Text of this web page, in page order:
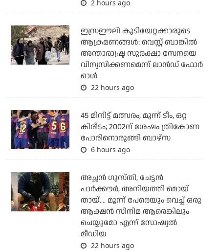
2 hours ago
ഇസ്രഈലി കുടിയേറ്റക്കാരുടെ
ആക്രമണങ്ങള്‍: വെസ്റ്റ് ബാങ്കില്‍
അന്താരാഷ്ട്ര സുരക്ഷാ സേനയെ
വിന്യസിക്കണമെന്ന് ലാന്‍ഡ് ഫോര്‍
ഓള്‍
22 hours ago
45 മിനിട്ട് മത്സരം, മൂന്ന് ടീം, ഒറ്റ
കിരീടം; 2002ന് ശേഷം ത്രികോണ
പോരിനൊരുങ്ങി ബാഴ്‌സ
6 hours ago
അച്ഛന്‍ ഗുസ്തി, ചേട്ടന്‍
പാര്‍ക്കൗര്‍, അനിയത്തി മൊയ്
തായ്.... മൂന്ന് പേരെയും വെച്ച് ഒരു
ആക്ഷന്‍ സിനിമ ആരെങ്കിലും
ചെയ്യുമോ എന്ന് സോഷ്യല്‍
മീഡിയ
22 hours ago